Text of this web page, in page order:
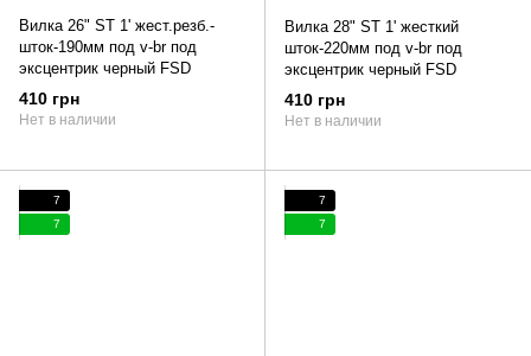
Вилка 26" ST 1' жест.резб.-
шток-190мм под v-br под
эксцентрик черный FSD
410 грн
Нет в наличии
Вилка 28" ST 1' жесткий
шток-220мм под v-br под
эксцентрик черный FSD
410 грн
Нет в наличии
7
7
7
7